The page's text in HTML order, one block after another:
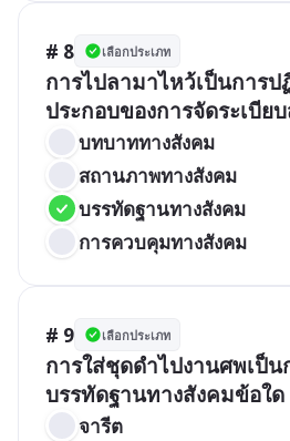
# 8 เลือกประเภท
การไปลามาไหว้เป็นการ
ประกอบของการจัดระเบีย
บทบาททางสังคม
สถานภาพทางสังคม
บรรทัดฐานทางสังคม
การควบคุมทางสังคม
# 9 เลือกประเภท
การใส่ชุดดำไปงานศพเป็
บรรทัดฐานทางสังคมข้อใด
จารีต